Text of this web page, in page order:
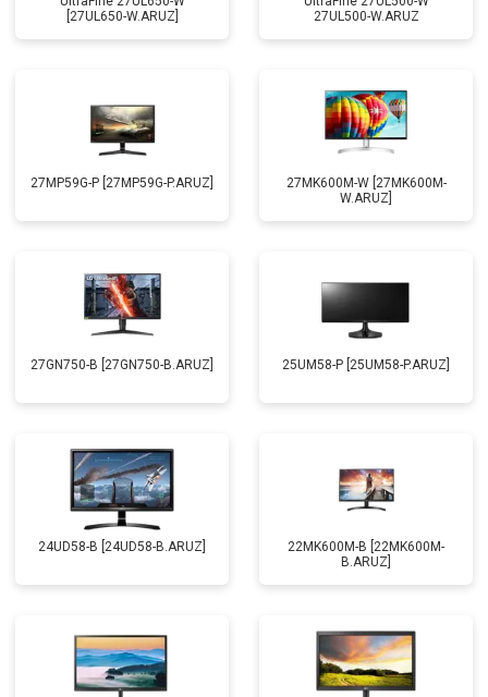
[27UL650-W.ARUZ]
27UL500-W.ARUZ
27MP59G-P [27MP59G-P.ARUZ]
27MK600M-W [27MK600M-
W.ARUZ]
27GN750-B [27GN750-B.ARUZ] 25UM58-P [25UM58-P.ARUZ]
24UD58-B [24UD58-B.ARUZ]
22MK600M-B [22MK600M-
B.ARUZ]